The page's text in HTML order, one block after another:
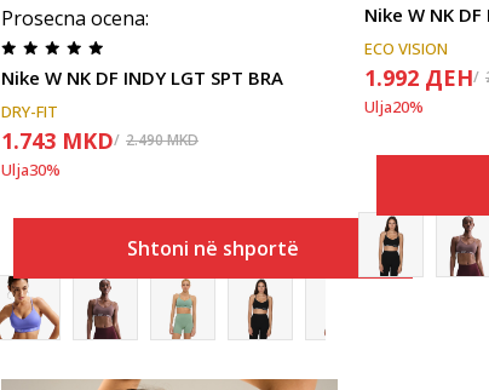
Prosecna ocena:
Nike W NK DF INDY LGT SPT BRA
DRY-FIT
1.743 MKD 2.490MKD
Ulja30%
Shtoni në shportë
Nike W NK DF
ECO VISION
1.992 ДЕН
Ulja20%